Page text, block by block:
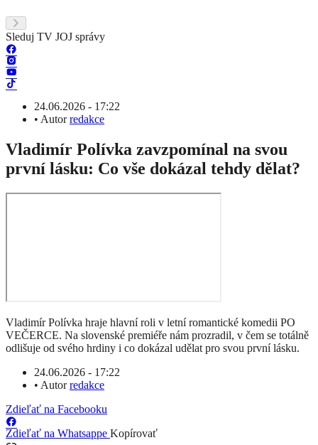
Sleduj TV JOJ správy
24.06.2026 - 17:22
• Autorredakce
Vladimír Polívka zavzpomínal na svou
první lásku: Co vše dokázal tehdy dělat?
Vladimír Polívka hraje hlavní roli v letní romantické komedii PO
VEČERCE. Na slovenské premiéře nám prozradil, v čem se totálně
odlišuje od svého hrdiny i co dokázal udělat pro svou první lásku.
24.06.2026 - 17:22
• Autorredakce
Zdieľať na Facebooku
Zdieľať na Whatsappe Kopírovať